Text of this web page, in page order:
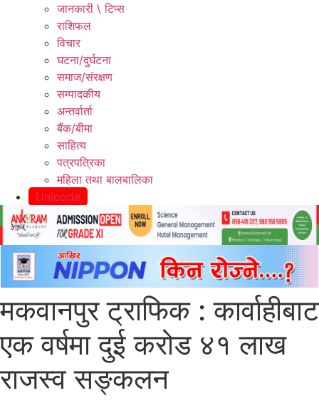
जानकारी \ टिप्स
राशिफल
विचार
घटना/दुर्घटना
समाज/संरक्षण
सम्पादकीय
अन्तर्वार्ता
बैंक/बीमा
साहित्य
पत्रपत्रिका
महिला तथा बालबालिका
Unicode
मकवानपुर ट्राफिक : कार्वाहीबाट
एक वर्षमा दुई करोड ४१ लाख
राजस्व सङ्कलन